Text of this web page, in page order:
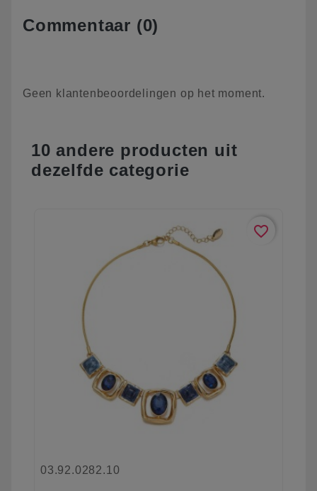
Commentaar (0)
Geen klantenbeoordelingen op het moment.
10 andere producten uit
dezelfde categorie
favorite_border
03.92.0282.10